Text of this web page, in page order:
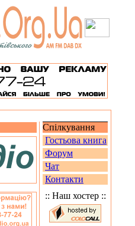
Спілкування
Гостьова книга
Форум
Чат
Контакти
:: Наш хостер ::